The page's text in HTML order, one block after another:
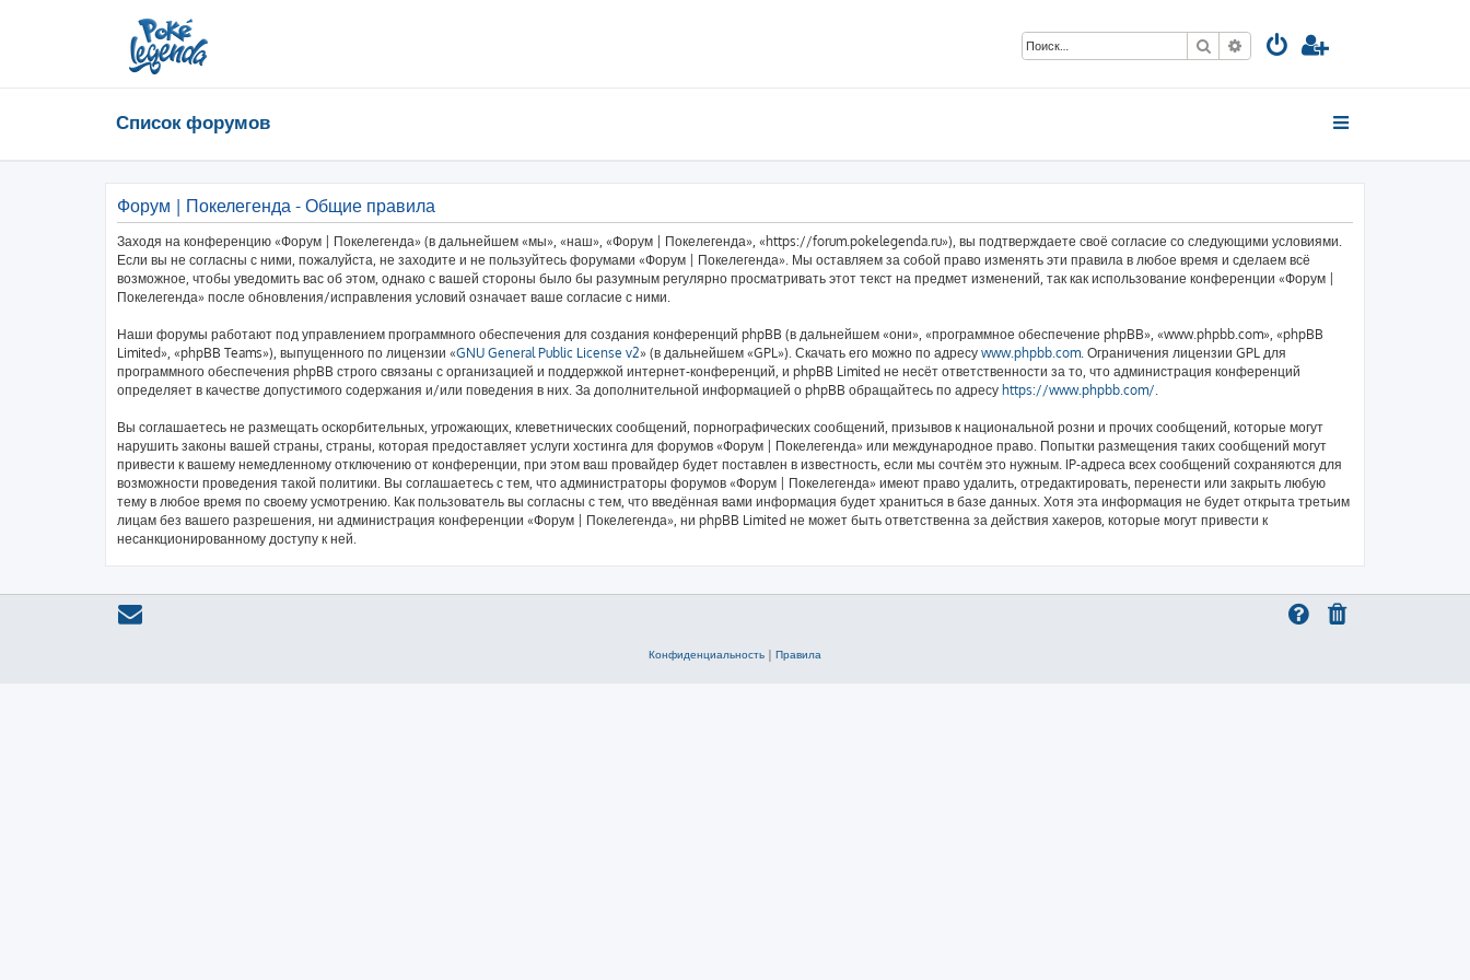
Поиск Расширенный поиск
Список форумов
Форум | Покелегенда - Общие правила
Заходя на конференцию «Форум | Покелегенда» (в дальнейшем «мы», «наш», «Форум | Покелегенда», «https://forum.pokelegenda.ru»), вы подтверждаете своё согласие со следующими условиями.
Если вы не согласны с ними, пожалуйста, не заходите и не пользуйтесь форумами «Форум | Покелегенда». Мы оставляем за собой право изменять эти правила в любое время и сделаем всё
возможное, чтобы уведомить вас об этом, однако с вашей стороны было бы разумным регулярно просматривать этот текст на предмет изменений, так как использование конференции «Форум |
Покелегенда» после обновления/исправления условий означает ваше согласие с ними.
Наши форумы работают под управлением программного обеспечения для создания конференций phpBB (в дальнейшем «они», «программное обеспечение phpBB», «www.phpbb.com», «phpBB
Limited», «phpBB Teams»), выпущенного по лицензии «GNU General Public License v2» (в дальнейшем «GPL»). Скачать его можно по адресу www.phpbb.com. Ограничения лицензии GPL для
программного обеспечения phpBB строго связаны с организацией и поддержкой интернет-конференций, и phpBB Limited не несёт ответственности за то, что администрация конференций
определяет в качестве допустимого содержания и/или поведения в них. За дополнительной информацией о phpBB обращайтесь по адресу https://www.phpbb.com/.
Вы соглашаетесь не размещать оскорбительных, угрожающих, клеветнических сообщений, порнографических сообщений, призывов к национальной розни и прочих сообщений, которые могут
нарушить законы вашей страны, страны, которая предоставляет услуги хостинга для форумов «Форум | Покелегенда» или международное право. Попытки размещения таких сообщений могут
привести к вашему немедленному отключению от конференции, при этом ваш провайдер будет поставлен в известность, если мы сочтём это нужным. IP-адреса всех сообщений сохраняются для
возможности проведения такой политики. Вы соглашаетесь с тем, что администраторы форумов «Форум | Покелегенда» имеют право удалить, отредактировать, перенести или закрыть любую
тему в любое время по своему усмотрению. Как пользователь вы согласны с тем, что введённая вами информация будет храниться в базе данных. Хотя эта информация не будет открыта третьим
лицам без вашего разрешения, ни администрация конференции «Форум | Покелегенда», ни phpBB Limited не может быть ответственна за действия хакеров, которые могут привести к
несанкционированному доступу к ней.
Конфиденциальность | Правила